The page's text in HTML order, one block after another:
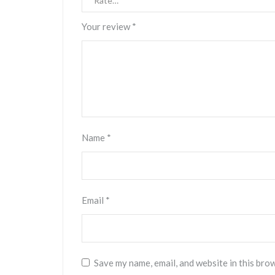
Your review*
Name *
Email *
Save my name, email, and website in this